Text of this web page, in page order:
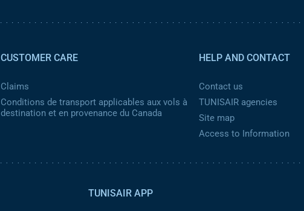
CUSTOMER CARE
Claims
Conditions de transport applicables aux vols à
destination et en provenance du Canada
HELP AND CONTACT
Contact us
TUNISAIR agencies
Site map
Access to Information
TUNISAIR APP